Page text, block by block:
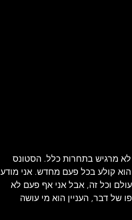
לא מרגיש בתחרות כלל. הסטונס
קולע בכל פעם מחדש. אני מודע
וכל זה, אבל אני אף פעם לא
של דבר, העניין הוא מי עושה